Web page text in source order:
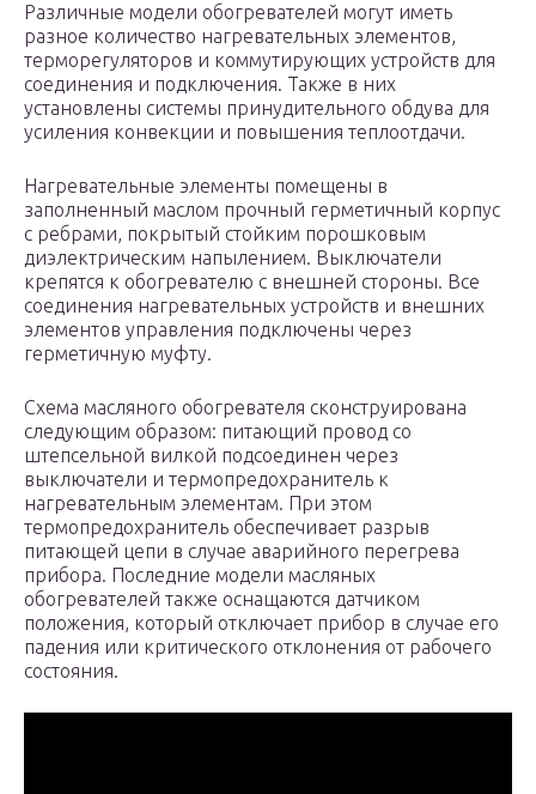
Различные модели обогревателей могут иметь
разное количество нагревательных элементов,
терморегуляторов и коммутирующих устройств для
соединения и подключения. Также в них
установлены системы принудительного обдува для
усиления конвекции и повышения теплоотдачи.
Нагревательные элементы помещены в
заполненный маслом прочный герметичный корпус
с ребрами, покрытый стойким порошковым
диэлектрическим напылением. Выключатели
крепятся к обогревателю с внешней стороны. Все
соединения нагревательных устройств и внешних
элементов управления подключены через
герметичную муфту.
Схема масляного обогревателя сконструирована
следующим образом: питающий провод со
штепсельной вилкой подсоединен через
выключатели и термопредохранитель к
нагревательным элементам. При этом
термопредохранитель обеспечивает разрыв
питающей цепи в случае аварийного перегрева
прибора. Последние модели масляных
обогревателей также оснащаются датчиком
положения, который отключает прибор в случае его
падения или критического отклонения от рабочего
состояния.